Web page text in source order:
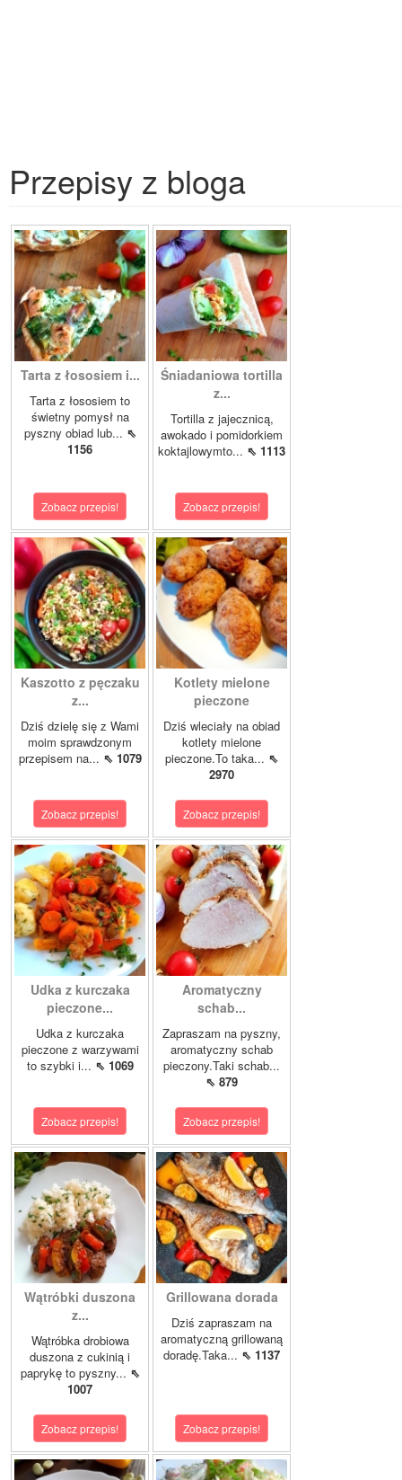
Przepisy z bloga
Tarta z łososiem i...
Tarta z łososiem to
świetny pomysł na
pyszny obiad lub... ⇖
1156
Zobacz przepis!
Śniadaniowa tortilla
z...
Tortilla z jajecznicą,
awokado i pomidorkiem
koktajlowymto... ⇖ 1113
Zobacz przepis!
Kaszotto z pęczaku
z...
Dziś dzielę się z Wami
moim sprawdzonym
przepisem na... ⇖ 1079
Zobacz przepis!
Kotlety mielone
pieczone
Dziś wleciały na obiad
kotlety mielone
pieczone.To taka... ⇖
2970
Zobacz przepis!
Udka z kurczaka
pieczone...
Udka z kurczaka
pieczone z warzywami
to szybki i... ⇖ 1069
Zobacz przepis!
Aromatyczny
schab...
Zapraszam na pyszny,
aromatyczny schab
pieczony.Taki schab...
⇖ 879
Zobacz przepis!
Wątróbki duszona
z...
Wątróbka drobiowa
duszona z cukinią i
paprykę to pyszny... ⇖
1007
Zobacz przepis!
Grillowana dorada
Dziś zapraszam na
aromatyczną grillowaną
doradę.Taka... ⇖ 1137
Zobacz przepis!